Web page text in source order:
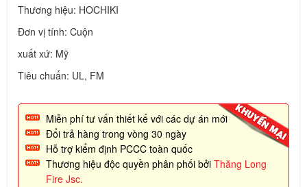
Thương hiệu: HOCHIKI
Đơn vị tính: Cuộn
xuất xứ: Mỹ
Tiêu chuẩn: UL, FM
Miễn phí tư vấn thiết kế với các dự án mới
Đổi trả hàng trong vòng 30 ngày
Hỗ trợ kiểm định PCCC toàn quốc
Thương hiệu độc quyền phân phối bởi Thăng Long
Fire Jsc.